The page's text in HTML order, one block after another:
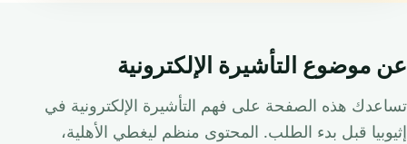
عن موضوع التأشيرة الإلكترونية
تساعدك هذه الصفحة على فهم التأشيرة الإلكترونية في
إثيوبيا قبل بدء الطلب. المحتوى منظم ليغطي الأهلية،